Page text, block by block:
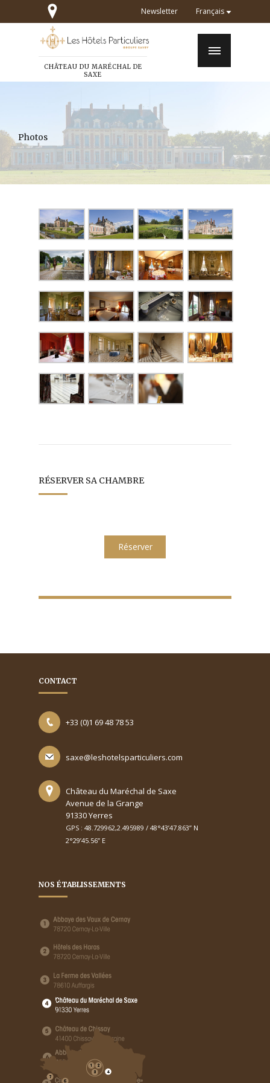
Newsletter Français
CHÂTEAU DU MARÉCHAL DE
SAXE
Photos
RÉSERVER SA CHAMBRE
Réserver
CONTACT
+33 (0)1 69 48 78 53
saxe@leshotelsparticuliers.com
Château du Maréchal de Saxe
Avenue de la Grange
91330 Yerres
GPS : 48.729962,2.495989 / 48°43’47.863’’ N
2°29’45.56’’ E
NOS ÉTABLISSEMENTS